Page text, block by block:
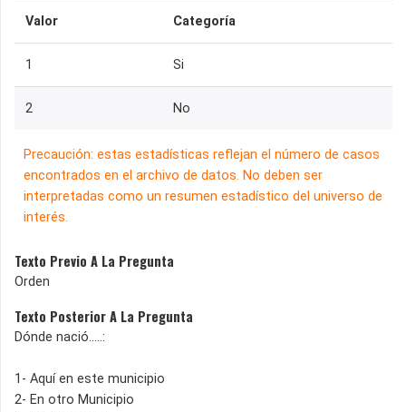
Valor Categoría
1 Si
2 No
Precaución: estas estadísticas reflejan el número de casos
encontrados en el archivo de datos. No deben ser
interpretadas como un resumen estadístico del universo de
interés.
Texto Previo A La Pregunta
Orden
Texto Posterior A La Pregunta
Dónde nació…..:
1- Aquí en este municipio
2- En otro Municipio